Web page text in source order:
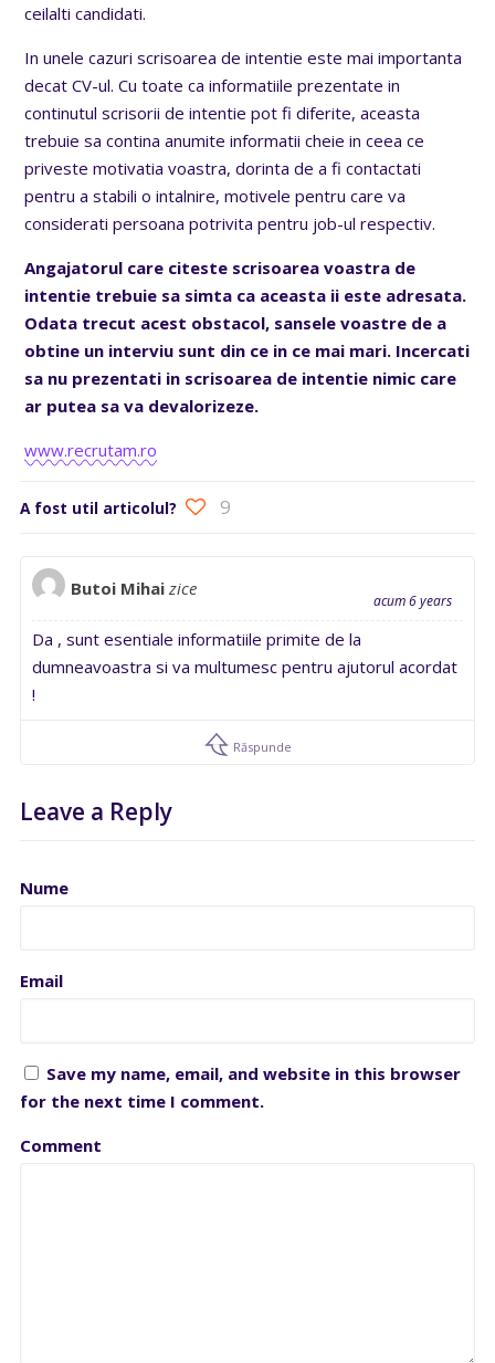
ceilalti candidati.
In unele cazuri scrisoarea de intentie este mai importanta
decat CV-ul. Cu toate ca informatiile prezentate in
continutul scrisorii de intentie pot fi diferite, aceasta
trebuie sa contina anumite informatii cheie in ceea ce
priveste motivatia voastra, dorinta de a fi contactati
pentru a stabili o intalnire, motivele pentru care va
considerati persoana potrivita pentru job-ul respectiv.
Angajatorul care citeste scrisoarea voastra de
intentie trebuie sa simta ca aceasta ii este adresata.
Odata trecut acest obstacol, sansele voastre de a
obtine un interviu sunt din ce in ce mai mari. Incercati
sa nu prezentati in scrisoarea de intentie nimic care
ar putea sa va devalorizeze.
www.recrutam.ro
A fost util articolul? 9
Butoi Mihai zice
acum 6 years
Da , sunt esentiale informatiile primite de la
dumneavoastra si va multumesc pentru ajutorul acordat
!
Răspunde
Leave a Reply
Nume
Email
Save my name, email, and website in this browser
for the next time I comment.
Comment